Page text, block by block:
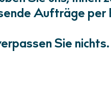
Aufträge per
Sie nichts.